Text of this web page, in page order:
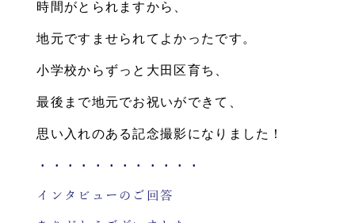
時間がとられますから、
地元ですませられてよかったです。
小学校からずっと大田区育ち、
最後まで地元でお祝いができて、
思い入れのある記念撮影になりました！
・・・・・・・・・・・・
インタビューのご回答